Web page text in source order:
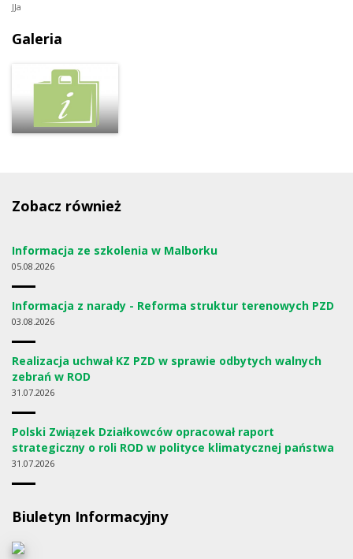
JJa
Galeria
Zobacz również
Informacja ze szkolenia w Malborku
05 08.2026
Informacja z narady - Reforma struktur terenowych PZD
03 08.2026
Realizacja uchwał KZ PZD w sprawie odbytych walnych
zebrań w ROD
31 07.2026
Polski Związek Działkowców opracował raport
strategiczny o roli ROD w polityce klimatycznej państwa
31 07.2026
Biuletyn Informacyjny